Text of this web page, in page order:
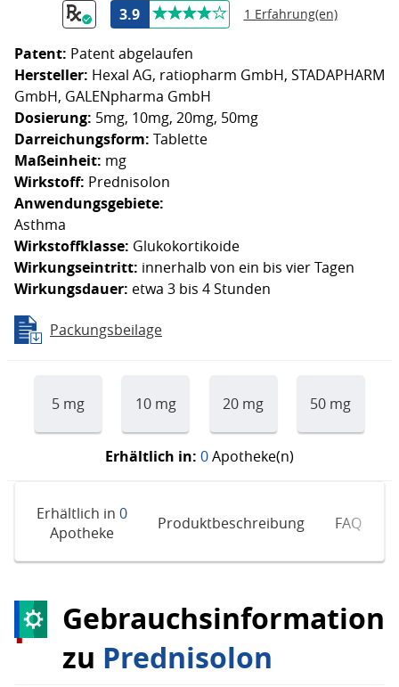
3.9 1 Erfahrung(en)
Patent: Patent abgelaufen
Hersteller: Hexal AG, ratiopharm GmbH, STADAPHARM
GmbH, GALENpharma GmbH
Dosierung: 5mg, 10mg, 20mg, 50mg
Darreichungsform: Tablette
Maßeinheit: mg
Wirkstoff: Prednisolon
Anwendungsgebiete:
Asthma
Wirkstoffklasse: Glukokortikoide
Wirkungseintritt: innerhalb von ein bis vier Tagen
Wirkungsdauer: etwa 3 bis 4 Stunden
Packungsbeilage
5 mg 10 mg 20 mg 50 mg
Erhältlich in: 0Apotheke(n)
Erhältlich in 0
Apotheke
Produktbeschreibung FAQ
Gebrauchsinformation
zu Prednisolon